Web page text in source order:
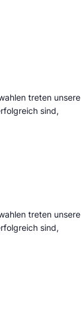
treten unsere
sind,
treten unsere
sind,